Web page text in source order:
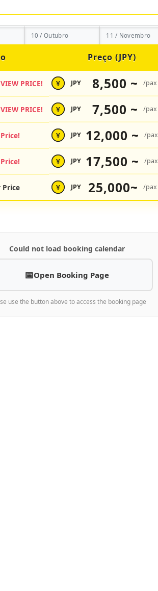
10 / Outubro 11 / Novembro
Preço (JPY)
PRICE! ¥ JPY 8,500 ~ /pax
PRICE! ¥ JPY 7,500 ~ /pax
¥ JPY 12,000 ~ /pax
¥ JPY 17,500 ~ /pax
Price ¥ JPY 25,000~ /pax
Could not load booking calendar
Open Booking Page
use the button above to access the booking page